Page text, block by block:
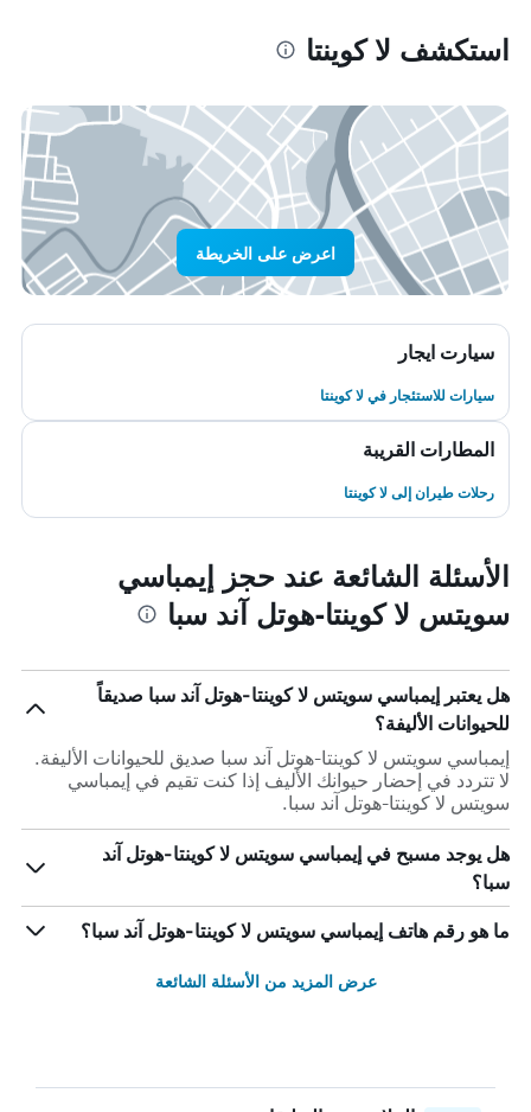
استكشف لا كوينتا
اعرض على الخريطة
سيارت ايجار
سيارات للاستئجار في لا كوينتا
المطارات القريبة
رحلات طيران إلى لا كوينتا
الأسئلة الشائعة عند حجز إيمباسي
سويتس لا كوينتا-هوتل آند سبا
هل يعتبر إيمباسي سويتس لا كوينتا-هوتل آند سبا صديقاً
للحيوانات الأليفة؟
إيمباسي سويتس لا كوينتا-هوتل آند سبا صديق للحيوانات الأليفة.
لا تتردد في إحضار حيوانك الأليف إذا كنت تقيم في إيمباسي
سويتس لا كوينتا-هوتل آند سبا.
هل يوجد مسبح في إيمباسي سويتس لا كوينتا-هوتل آند
سبا؟
ما هو رقم هاتف إيمباسي سويتس لا كوينتا-هوتل آند سبا؟
عرض المزيد من الأسئلة الشائعة